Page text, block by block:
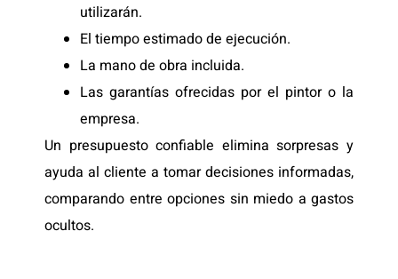
utilizarán.
El tiempo estimado de ejecución.
La mano de obra incluida.
Las garantías ofrecidas por el pintor o la
empresa.
Un presupuesto confiable elimina sorpresas y
ayuda al cliente a tomar decisiones informadas,
comparando entre opciones sin miedo a gastos
ocultos.